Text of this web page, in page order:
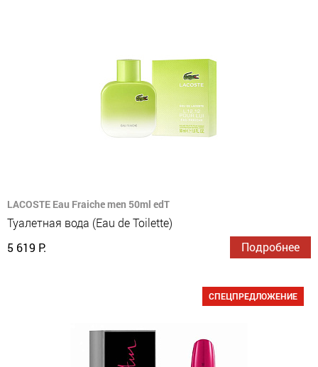
LACOSTE Eau Fraiche men 50ml edT
Туалетная вода (Eau de Toilette)
5 619 Р.
Подробнее
СПЕЦПРЕДЛОЖЕНИЕ